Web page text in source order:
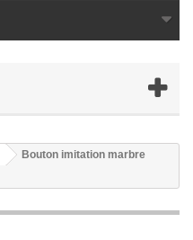
Bouton imitation marbre